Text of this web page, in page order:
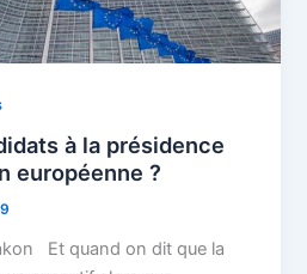
à la présidence
européenne ?
Et quand on dit que la